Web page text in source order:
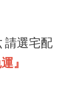
請選宅配
』